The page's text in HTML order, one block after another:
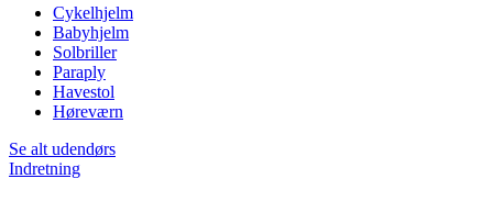
Cykelhjelm
Babyhjelm
Solbriller
Paraply
Havestol
Høreværn
Se alt udendørs
Indretning